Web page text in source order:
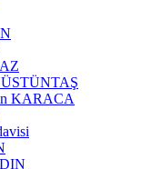
KARACA